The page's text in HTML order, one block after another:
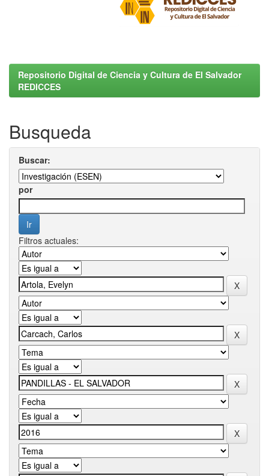
Repositorio Digital de Ciencia y Cultura de El Salvador
REDICCES
Busqueda
Buscar:
por
Filtros actuales: